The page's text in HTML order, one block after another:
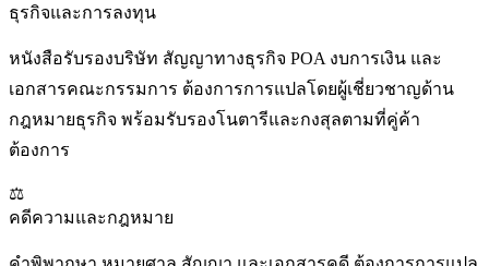
ธุรกิจและการลงทุน
หนังสือรับรองบริษัท สัญญาทางธุรกิจ POA งบการเงิน และ
เอกสารคณะกรรมการ ต้องการการแปลโดยผู้เชี่ยวชาญด้าน
กฎหมายธุรกิจ พร้อมรับรองโนตารีและกงสุลตามที่คู่ค้า
ต้องการ
⚖️
คดีความและกฎหมาย